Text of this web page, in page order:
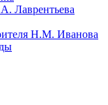
Лаврентьева
Н.М. Иванова